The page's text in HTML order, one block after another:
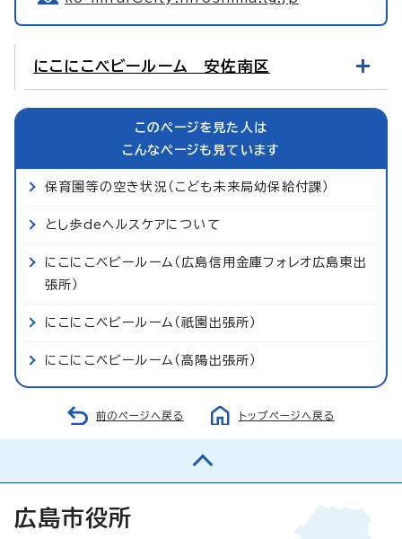
にこにこベビールーム 安佐南区
このページを見た人は
こんなページも見ています
保育園等の空き状況（こども未来局幼保給付課）
とし歩deヘルスケアについて
にこにこベビールーム（広島信用金庫フォレオ広島東出
張所）
にこにこベビールーム（祇園出張所）
にこにこベビールーム（高陽出張所）
前のページへ戻る トップページへ戻る
広島市役所